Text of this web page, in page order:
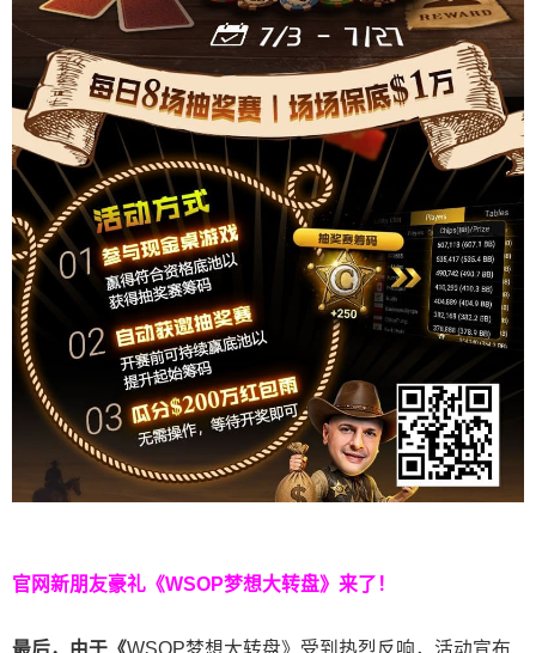
官网新朋友豪礼 《WSOP梦想大转盘》来了！
最后，由于《WSOP梦想大转盘》受到热烈反响，活动宣布